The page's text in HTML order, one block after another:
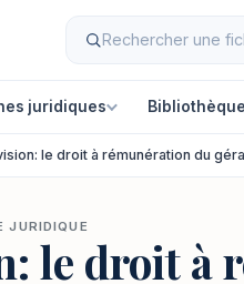
juridiques
le droit à rémunération du
JURIDIQUE
le droit à